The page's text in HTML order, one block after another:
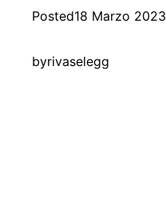
Posted18 Marzo 2023
byrivaselegg